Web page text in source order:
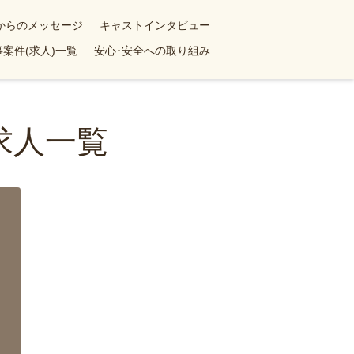
らのメッセージ
キャストインタビュー
案件(求人)一覧 安心･安全への取り組み
人一覧